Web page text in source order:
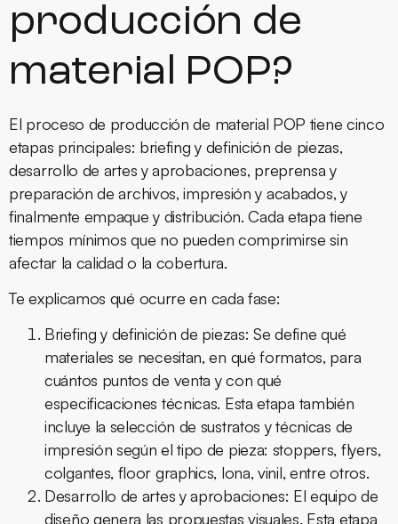
producción de
material POP?
El proceso de producción de material POP tiene cinco
etapas principales: briefing y definición de piezas,
desarrollo de artes y aprobaciones, preprensa y
preparación de archivos, impresión y acabados, y
finalmente empaque y distribución. Cada etapa tiene
tiempos mínimos que no pueden comprimirse sin
afectar la calidad o la cobertura.
Te explicamos qué ocurre en cada fase:
Briefing y definición de piezas: Se define qué
materiales se necesitan, en qué formatos, para
cuántos puntos de venta y con qué
especificaciones técnicas. Esta etapa también
incluye la selección de sustratos y técnicas de
impresión según el tipo de pieza: stoppers, flyers,
colgantes, floor graphics, lona, vinil, entre otros.
Desarrollo de artes y aprobaciones: El equipo de
diseño genera las propuestas visuales. Esta etapa